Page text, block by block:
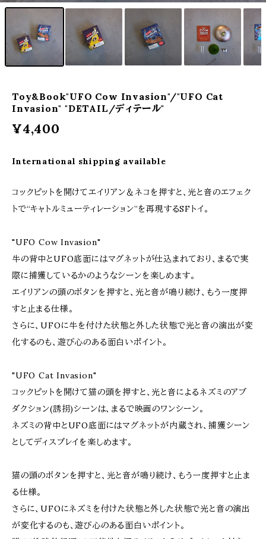
Toy&Book"UFO Cow Invasion"/"UFO Cat
Invasion" "DETAIL/ディテール"
¥4,400
International shipping available
コックピットを開けてエイリアン＆ネコを押すと、光と音のエフェク
トで“キャトルミューティレーション”を再現するSFトイ。
"UFO Cow Invasion"
牛の背中とUFO底面にはマグネットが仕込まれており、まるで実
際に捕獲しているかのようなシーンを楽しめます。
エイリアンの頭のボタンを押すと、光と音が鳴り続け、もう一度押
すと止まる仕様。
さらに、UFOに牛を付けた状態と外した状態で光と音の演出が変
化するのも、遊び心のある面白いポイント。
"UFO Cat Invasion"
コックピットを開けて猫の頭を押すと、光と音によるネズミのアブ
ダクション(誘拐)シーンは、まるで映画のワンシーン。
ネズミの背中とUFO底面にはマグネットが内蔵され、捕獲シーン
としてディスプレイを楽しめます。
猫の頭のボタンを押すと、光と音が鳴り続け、もう一度押すと止ま
る仕様。
さらに、UFOにネズミを付けた状態と外した状態で光と音の演出
が変化するのも、遊び心のある面白いポイント。